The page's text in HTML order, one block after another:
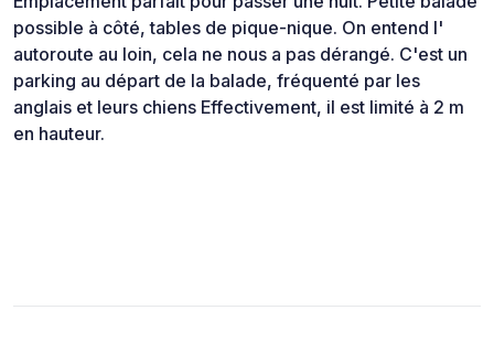
possible à côté, tables de pique-nique. On entend l'
autoroute au loin, cela ne nous a pas dérangé. C'est un
parking au départ de la balade, fréquenté par les
anglais et leurs chiens Effectivement, il est limité à 2 m
en hauteur.